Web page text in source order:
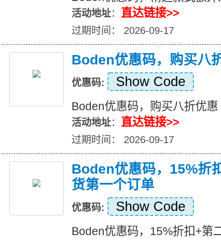
活动地址： 直达链接>>
过期时间： 2026-09-17
Boden优惠码，购买八
优惠码: Show Code
Boden优惠码，购买八折优惠
活动地址： 直达链接>>
过期时间： 2026-09-17
Boden优惠码，15%折
货第一个订单
优惠码: Show Code
Boden优惠码，15%折扣+第